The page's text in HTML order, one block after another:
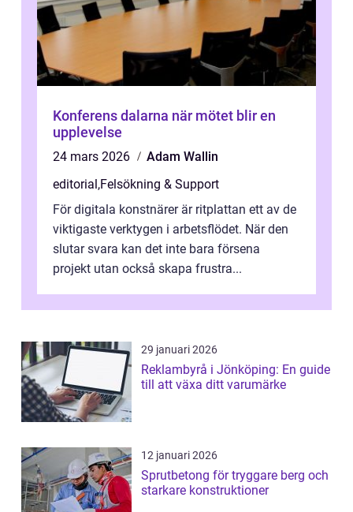
Konferens dalarna när mötet blir en
upplevelse
24 mars 2026
Adam Wallin
editorial,Felsökning & Support
För digitala konstnärer är ritplattan ett av de
viktigaste verktygen i arbetsflödet. När den
slutar svara kan det inte bara försena
projekt utan också skapa frustra...
29 januari 2026
Reklambyrå i Jönköping: En guide
till att växa ditt varumärke
12 januari 2026
Sprutbetong för tryggare berg och
starkare konstruktioner